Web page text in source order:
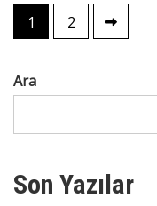
Yazı
sayfalaması
1 2
Ara
Son Yazılar